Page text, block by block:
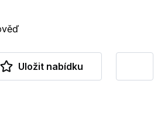
Uložit nabídku